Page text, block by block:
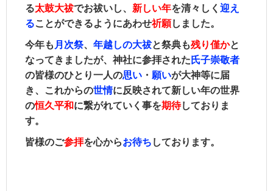
る太鼓大祓でお祓いし、 新しい年を清々しく 迎え
ることができるようにあわせ祈願しました。
今年も 月次祭、 年越しの大祓と祭典も残り僅かと
なってきましたが、神社に参拝された 氏子崇敬者
の皆様のひとり一人の思い ・ 願いが大神等に届
き、これからの世情に反映されて新しい年の世界
の恒久平和に繋がれていく事を期待しておりま
す。
皆様のご参拝を心からお待ち しております。